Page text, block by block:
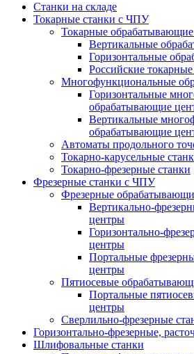
Станки на складе
Токарные станки с ЧПУ
Токарные
Вертикальные
Горизонтальные
Российские токарные
Многофункциональные
Горизонтальные
обрабатывающие
Вертикальные
обрабатывающие
Автоматы продольного
Токарно-карусельные
Токарно-фрезерные станки
Фрезерные станки с ЧПУ
Фрезерные
Вертикально-
центры
Горизонтально-
центры
Портальные
центры
Пятиосевые
Портальные
центры
Сверлильно-фрезерные
Горизонтально-фрезерные,
Шлифовальные станки